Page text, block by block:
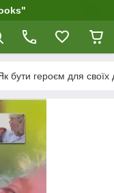
бути героєм для своїх